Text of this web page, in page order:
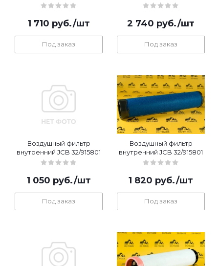
1 710 руб./шт
Под заказ
2 740 руб./шт
Под заказ
Воздушный фильтр
внутренний JCB 32/915801
1 050 руб./шт
Под заказ
Воздушный фильтр
внутренний JCB 32/915801
1 820 руб./шт
Под заказ